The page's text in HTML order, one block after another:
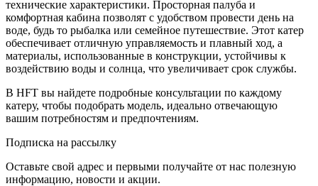
технические характеристики. Просторная палуба и
комфортная кабина позволят с удобством провести день на
воде, будь то рыбалка или семейное путешествие. Этот катер
обеспечивает отличную управляемость и плавный ход, а
материалы, использованные в конструкции, устойчивы к
воздействию воды и солнца, что увеличивает срок службы.
В HFT вы найдете подробные консультации по каждому
катеру, чтобы подобрать модель, идеально отвечающую
вашим потребностям и предпочтениям.
Подписка на рассылку
Оставьте свой адрес и первыми получайте от нас полезную
информацию, новости и акции.